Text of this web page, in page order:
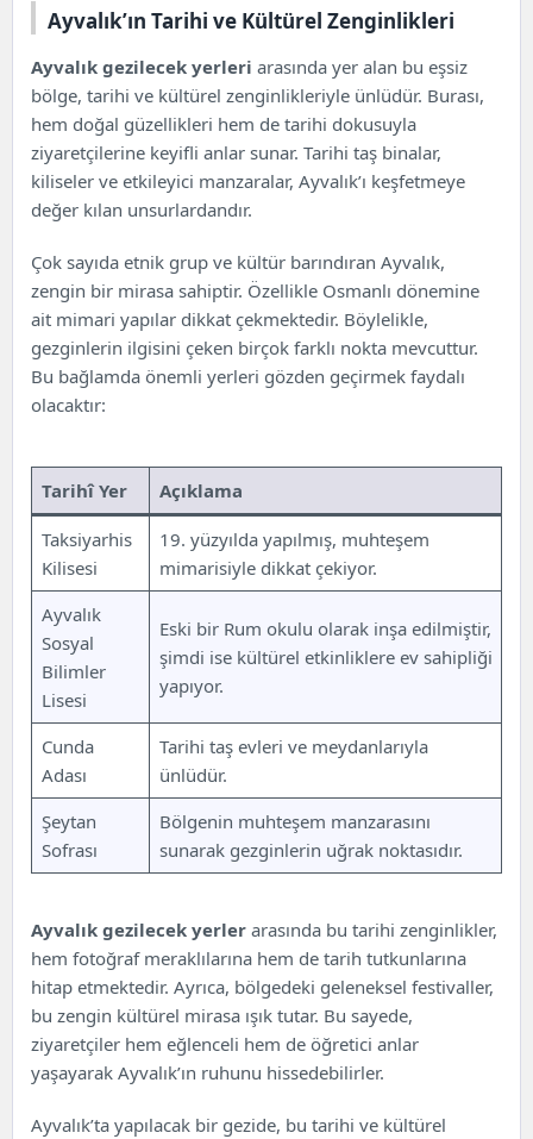
Ayvalık’ın Tarihi ve Kültürel Zenginlikleri
Ayvalık gezilecek yerleri arasında yer alan bu eşsiz
bölge, tarihi ve kültürel zenginlikleriyle ünlüdür. Burası,
hem doğal güzellikleri hem de tarihi dokusuyla
ziyaretçilerine keyifli anlar sunar. Tarihi taş binalar,
kiliseler ve etkileyici manzaralar, Ayvalık’ı keşfetmeye
değer kılan unsurlardandır.
Çok sayıda etnik grup ve kültür barındıran Ayvalık,
zengin bir mirasa sahiptir. Özellikle Osmanlı dönemine
ait mimari yapılar dikkat çekmektedir. Böylelikle,
gezginlerin ilgisini çeken birçok farklı nokta mevcuttur.
Bu bağlamda önemli yerleri gözden geçirmek faydalı
olacaktır:
Tarihî Yer Açıklama
Taksiyarhis
Kilisesi
19. yüzyılda yapılmış, muhteşem
mimarisiyle dikkat çekiyor.
Ayvalık
Sosyal
Bilimler
Lisesi
Eski bir Rum okulu olarak inşa edilmiştir,
şimdi ise kültürel etkinliklere ev sahipliği
yapıyor.
Cunda
Adası
Tarihi taş evleri ve meydanlarıyla
ünlüdür.
Şeytan
Sofrası
Bölgenin muhteşem manzarasını
sunarak gezginlerin uğrak noktasıdır.
Ayvalık gezilecek yerler arasında bu tarihi zenginlikler,
hem fotoğraf meraklılarına hem de tarih tutkunlarına
hitap etmektedir. Ayrıca, bölgedeki geleneksel festivaller,
bu zengin kültürel mirasa ışık tutar. Bu sayede,
ziyaretçiler hem eğlenceli hem de öğretici anlar
yaşayarak Ayvalık’ın ruhunu hissedebilirler.
Ayvalık’ta yapılacak bir gezide, bu tarihi ve kültürel